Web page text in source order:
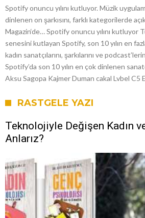
Spotify onuncu yılını kutluyor. Müzik
dinlenen on şarkısını, farklı kategorilerde
Magazin‘de… Spotify onuncu yılını kutluyor
senesini kutlayan Spotify, son 10 yılın en
kadın sanatçılarını, şarkılarını ve
Spotify’da son 10 yılın en çok dinlenen
Aksu Sagopa Kajmer Duman cakal Lvbel C5
RASTGELE YAZI
Teknolojiyle Değişen Kadın
Anlarız?